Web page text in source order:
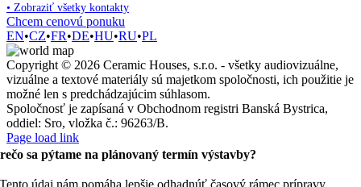
• Zobraziť všetky kontakty
Chcem cenovú ponuku
EN•CZ•FR•DE•HU•RU•PL
Copyright © 2026 Ceramic Houses, s.r.o. - všetky audiovizuálne,
vizuálne a textové materiály sú majetkom spoločnosti, ich použitie je
možné len s predchádzajúcim súhlasom.
Spoločnosť je zapísaná v Obchodnom registri Banská Bystrica,
oddiel: Sro, vložka č.: 96263/B.
Page load link
sa pýtame na plánovaný termín výstavby?
Tento údaj nám pomáha lepšie odhadnúť časový rámec prípravy